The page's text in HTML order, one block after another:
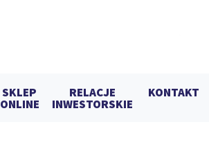
SKLEP
ONLINE
RELACJE
INWESTORSKIE
KONTAKT